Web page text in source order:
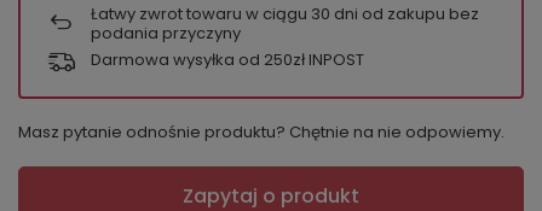
Łatwy zwrot towaru w ciągu 30 dni od zakupu bez
podania przyczyny
Darmowa wysyłka od 250zł INPOST
Masz pytanie odnośnie produktu? Chętnie na nie odpowiemy.
Zapytaj o produkt